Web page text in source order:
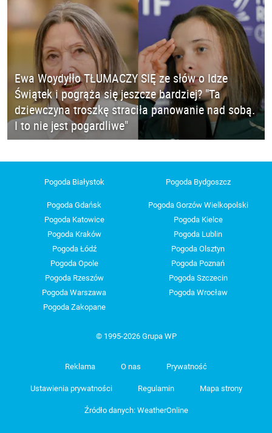
Ewa Woydyłło TŁUMACZY SIĘ ze słów o Idze
Świątek i pogrąża się jeszcze bardziej? "Ta
dziewczyna troszkę straciła panowanie nad sobą.
I to nie jest pogardliwe"
Pogoda Białystok Pogoda Bydgoszcz
Pogoda Gdańsk
Pogoda Gorzów Wielkopolski
Pogoda Katowice
Pogoda Kielce
Pogoda Kraków
Pogoda Lublin
Pogoda Łódź
Pogoda Olsztyn
Pogoda Opole
Pogoda Poznań
Pogoda Rzeszów
Pogoda Szczecin
Pogoda Warszawa
Pogoda Wrocław
Pogoda Zakopane
© 1995-2026 Grupa WP
Reklama O nas Prywatność
Ustawienia prywatności Regulamin Mapa strony
Źródło danych: WeatherOnline